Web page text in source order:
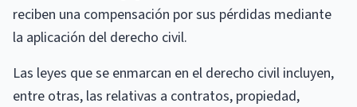
reciben una compensación por sus pérdidas mediante
la aplicación del derecho civil.
Las leyes que se enmarcan en el derecho civil incluyen,
entre otras, las relativas a contratos, propiedad,